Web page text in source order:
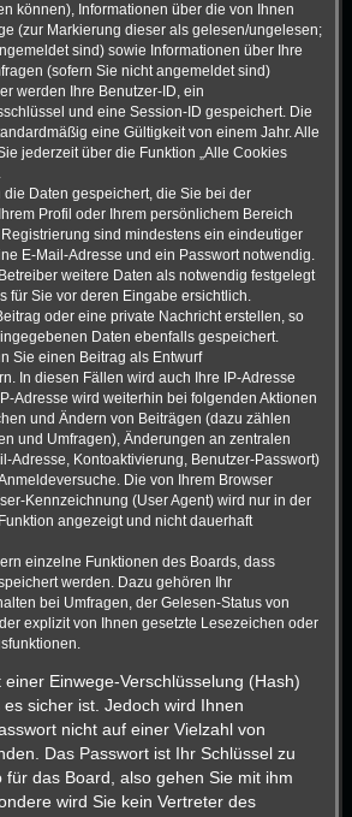
können), Informationen über die von Ihnen
(zur Markierung dieser als gelesen/ungelesen;
sind) sowie Informationen über Ihre
(sofern Sie nicht angemeldet sind)
werden Ihre Benutzer-ID, ein
und eine Session-ID gespeichert. Die
eine Gültigkeit von einem Jahr. Alle
jederzeit über die Funktion „Alle Cookies
Daten gespeichert, die Sie bei der
Profil oder Ihrem persönlichem Bereich
sind mindestens ein eindeutiger
E-Mail-Adresse und ein Passwort notwendig.
weitere Daten als notwendig festgelegt
für Sie vor deren Eingabe ersichtlich.
oder eine private Nachricht erstellen, so
Daten ebenfalls gespeichert.
Sie einen Beitrag als Entwurf
In diesen Fällen wird auch Ihre IP-Adresse
Adresse wird weiterhin bei folgenden Aktionen
und Ändern von Beiträgen (dazu zählen
und Umfragen), Änderungen an zentralen
Adresse, Kontoaktivierung, Benutzer-Passwort)
Die von Ihrem Browser
Kennzeichnung (User Agent) wird nur in der
angezeigt und nicht dauerhaft
einzelne Funktionen des Boards, dass
werden. Dazu gehören Ihr
bei Umfragen, der Gelesen-Status von
explizit von Ihnen gesetzte Lesezeichen oder
Einwege-Verschlüsselung (Hash)
sicher ist. Jedoch wird Ihnen
nicht auf einer Vielzahl von
Das Passwort ist Ihr Schlüssel zu
für das Board, also gehen Sie mit ihm
wird Sie kein Vertreter des